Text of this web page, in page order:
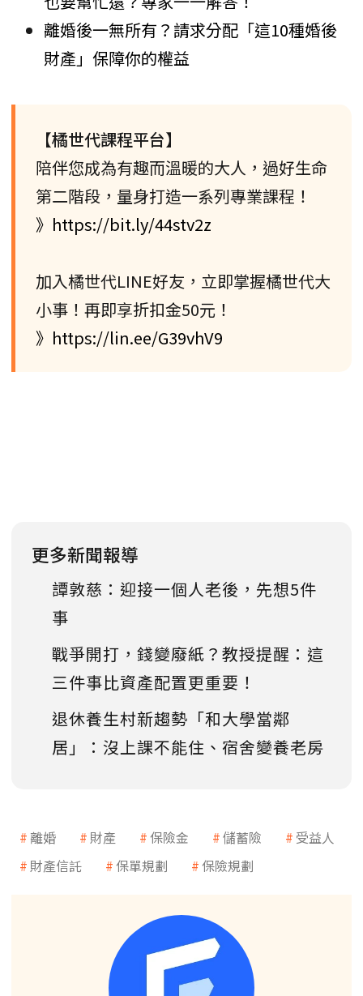
離婚後一無所有？請求分配「這10種婚後
財產」保障你的權益
【橘世代課程平台】
陪伴您成為有趣而溫暖的大人，過好生命
第二階段，量身打造一系列專業課程！
》https://bit.ly/44stv2z
加入橘世代LINE好友，立即掌握橘世代大
小事！再即享折扣金50元！
》https://lin.ee/G39vhV9
更多新聞報導
譚敦慈：迎接一個人老後，先想5件
事
戰爭開打，錢變廢紙？教授提醒：這
三件事比資產配置更重要！
退休養生村新趨勢「和大學當鄰
居」：沒上課不能住、宿舍變養老房
離婚 財產 保險金 儲蓄險
受益人
財產信託
保單規劃 保險規劃